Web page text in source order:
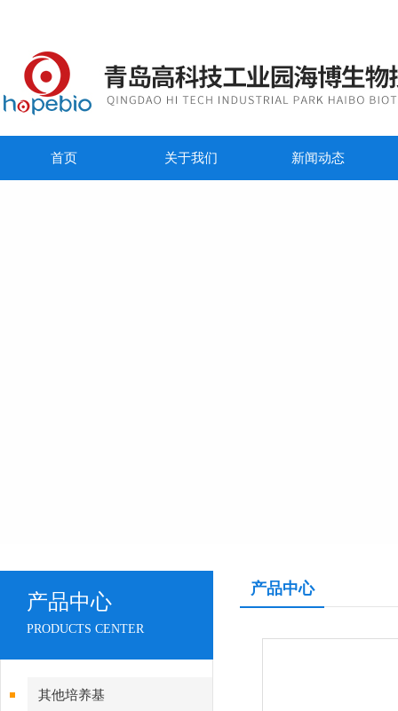
首页 关于我们 新闻动态
产品中心
PRODUCTS CENTER
其他培养基
产品中心